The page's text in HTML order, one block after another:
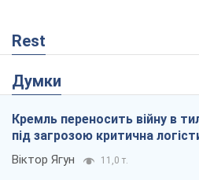
Rest
Думки
Кремль переносить війну в
під загрозою критична
Віктор Ягун 11,0 т.